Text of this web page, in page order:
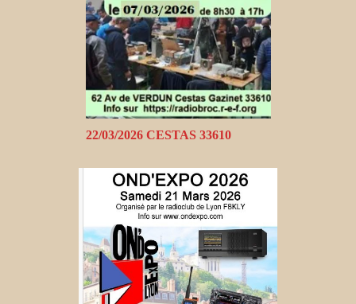
22/03/2026 CESTAS 33610